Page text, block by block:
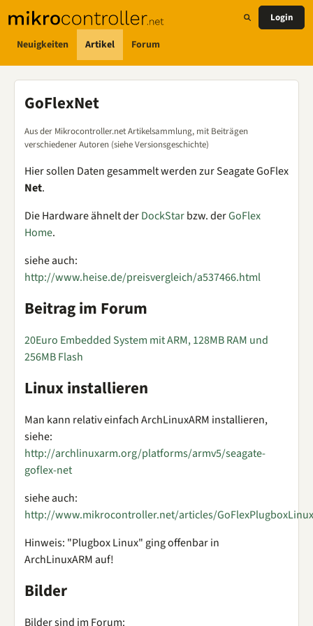
Neuigkeiten Artikel Forum
Login
GoFlexNet
Aus der Mikrocontroller.net Artikelsammlung, mit Beiträgen
verschiedener Autoren (siehe Versionsgeschichte)
Hier sollen Daten gesammelt werden zur Seagate GoFlex
Net.
Die Hardware ähnelt derDockStarbzw. derGoFlex
Home.
siehe auch:
http://www.heise.de/preisvergleich/a537466.html
Beitrag im Forum
20Euro Embedded System mit ARM, 128MB RAM und
256MB Flash
Linux installieren
Man kann relativ einfach ArchLinuxARM installieren,
siehe:
http://archlinuxarm.org/platforms/armv5/seagate-
goflex-net
siehe auch:
http://www.mikrocontroller.net/articles/GoFlexPlugboxLinux
Hinweis: "Plugbox Linux" ging offenbar in
ArchLinuxARM auf!
Bilder
Bilder sind im Forum: